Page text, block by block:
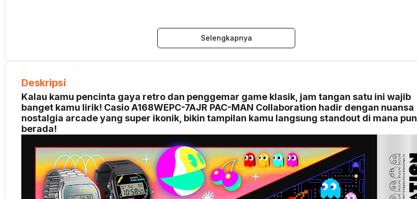
Selengkapnya
Deskripsi
Kalau kamu pencinta gaya retro dan penggemar game klasik, jam tangan satu ini wajib
banget kamu lirik! Casio A168WEPC-7AJR PAC-MAN Collaboration hadir dengan nuansa
nostalgia arcade yang super ikonik, bikin tampilan kamu langsung standout di mana pun
berada!